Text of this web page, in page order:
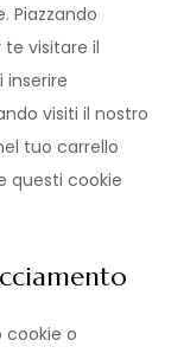
Piazzando
visitare il
inserire
visiti il nostro
tuo carrello
questi cookie
o